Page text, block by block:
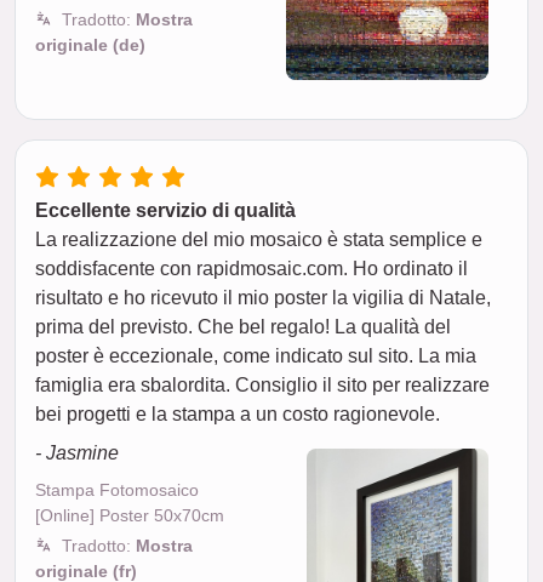
Tradotto: Mostra
originale (de)
Eccellente servizio di qualità
La realizzazione del mio mosaico è stata semplice e
soddisfacente con rapidmosaic.com. Ho ordinato il
risultato e ho ricevuto il mio poster la vigilia di Natale,
prima del previsto. Che bel regalo! La qualità del
poster è eccezionale, come indicato sul sito. La mia
famiglia era sbalordita. Consiglio il sito per realizzare
bei progetti e la stampa a un costo ragionevole.
- Jasmine
Stampa Fotomosaico
[Online] Poster 50x70cm
Tradotto: Mostra
originale (fr)